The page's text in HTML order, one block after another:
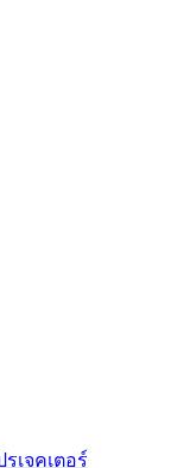
เจคเตอร์